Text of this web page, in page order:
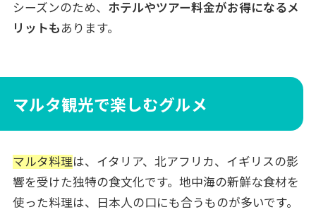
シーズンのため、 ホテルやツアー料金がお得になるメ
リットも あります。
マルタ観光で楽しむグルメ
マルタ料理は、イタリア、北アフリカ、イギリスの影
響を受けた独特の食文化です。地中海の新鮮な食材を
使った料理は、日本人の口にも合うものが多いです。